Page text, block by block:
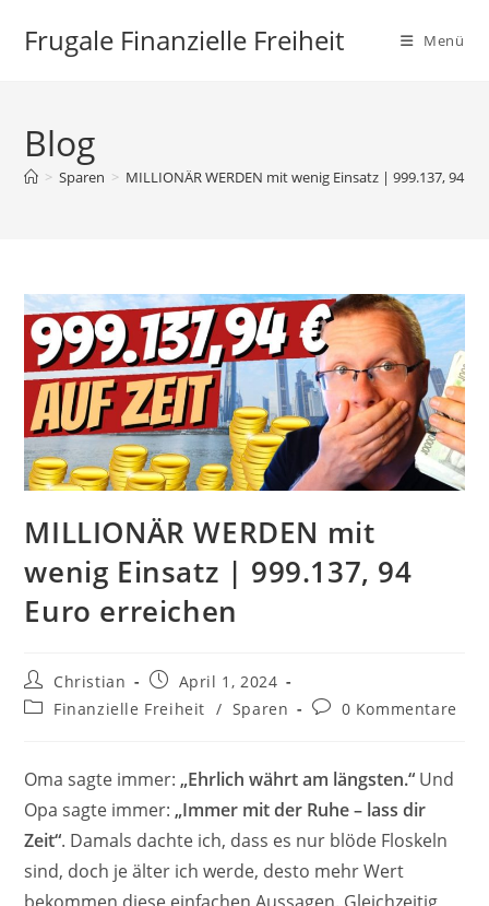
InhaltFrugale Finanzielle Freiheit Menü
Blog
> Sparen > MILLIONÄR WERDEN mit wenig Einsatz | 999.137, 94
MILLIONÄR WERDEN mit
wenig Einsatz | 999.137, 94
Euro erreichen
Beitrags-
Autor:
Christian
Beitrag
veröffentlicht:
April 1, 2024
Beitrags-
Finanzielle Freiheit / Sparen
Beitrags-
0 Kommentare
Oma sagte immer:„Ehrlich währt am längsten.“ Und
Opa sagte immer:„Immer mit der Ruhe – lass dir
Zeit“. Damals dachte ich, dass es nur blöde Floskeln
sind, doch je älter ich werde, desto mehr Wert